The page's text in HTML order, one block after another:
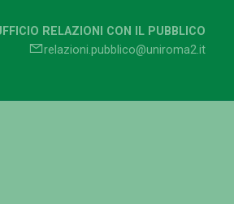
RELAZIONI CON IL PUBBLICO
relazioni.pubblico@uniroma2.it